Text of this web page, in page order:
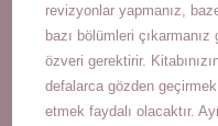
revizyonlar yapmanız,
bazı bölümleri
özveri gerektirir.
defalarca gözden
etmek faydalı olacaktır.